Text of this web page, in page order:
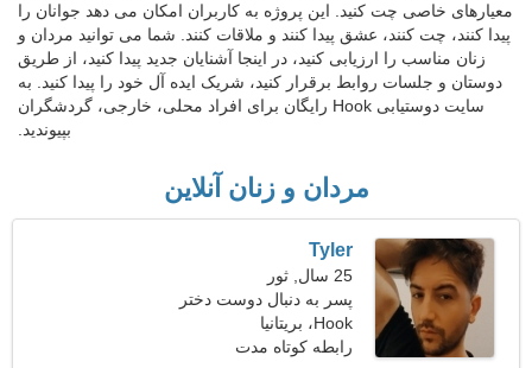
معیارهای خاصی چت کنید. این پروژه به کاربران امکان می دهد جوانان را
پیدا کنند، چت کنند، عشق پیدا کنند و ملاقات کنند. شما می توانید مردان و
زنان مناسب را ارزیابی کنید، در اینجا آشنایان جدید پیدا کنید، از طریق
دوستان و جلسات روابط برقرار کنید، شریک ایده آل خود را پیدا کنید. به
سایت دوستیابی Hook رایگان برای افراد محلی، خارجی، گردشگران
بپیوندید.
مردان و زنان آنلاین
Tyler
25 سال, ثور
پسر به دنبال دوست دختر
است 22-28
Hook، بریتانیا
رابطه کوتاه مدت